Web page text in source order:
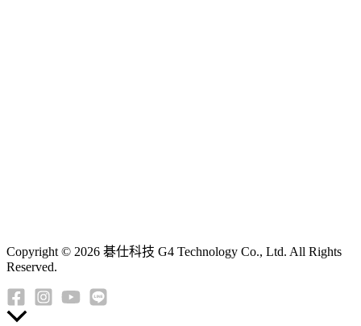
Copyright © 2026 碁仕科技 G4 Technology Co., Ltd. All Rights
Reserved.